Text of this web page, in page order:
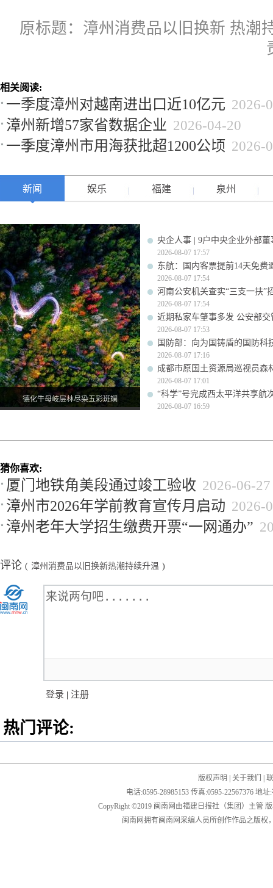
原标题：漳州消费品以旧换新 热潮
相关阅读:
一季度漳州对越南进出口近10亿元 2026-
漳州新增57家省数据企业 2026-04-20
一季度漳州市用海获批超1200公顷 2026-
新闻 娱乐 福建 泉州
德化牛母岐层林尽染五彩斑斓
央企人事 | 9户中央企业外部
2026-08-07 17:57
东航：国内客票提前14天免费
2026-08-07 17:54
河南公安机关查实“三支一扶”
2026-08-07 17:54
近期私家车肇事多发 公安部
2026-08-07 17:53
国防部：向为国铸盾的国防科
2026-08-07 17:16
成都市原国土资源局巡视员森
2026-08-07 17:01
“科学”号完成西太平洋共享航
2026-08-07 16:59
猜你喜欢:
厦门地铁角美段通过竣工验收 2026-06-27
漳州市2026年学前教育宣传月启动 2026-
漳州老年大学招生缴费开票“一网通办”
评论 ( 漳州消费品以旧换新热潮持续升温 )
登录 | 注册
热门评论:
版权声明 关于我们
电话:0595-28985153 传真:0595-22567376 地
CopyRight ©2019 闽南网由福建日报社（集团）主管
闽南网拥有闽南网采编人员所创作作品之版